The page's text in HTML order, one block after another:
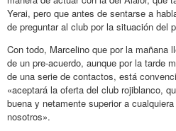
Yerai, pero que antes de sentarse a
de preguntar al club por la situación del
Con todo, Marcelino que por la mañana
de un pre-acuerdo, aunque por la tarde
de una serie de contactos, está
«aceptará la oferta del club rojiblanco,
buena y netamente superior a
nosotros».